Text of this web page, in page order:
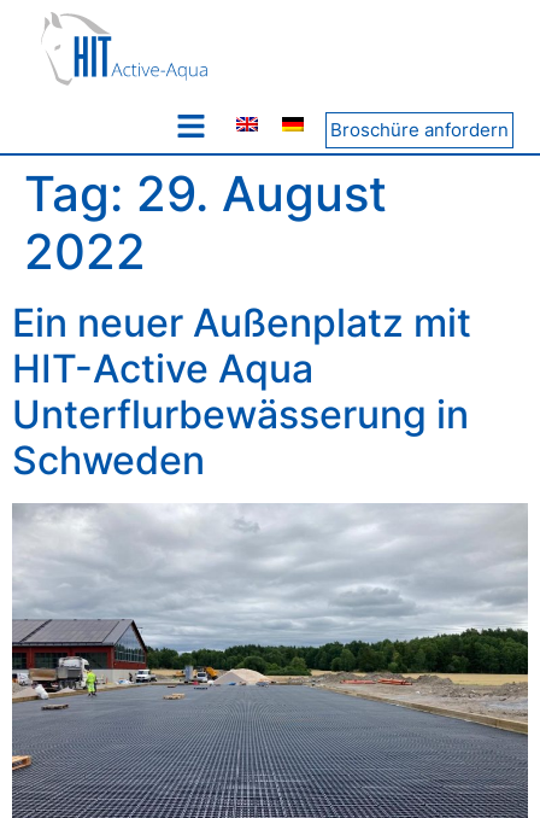
Broschüre anfordern
Tag: 29. August
2022
Ein neuer Außenplatz mit
HIT-Active Aqua
Unterflurbewässerung in
Schweden